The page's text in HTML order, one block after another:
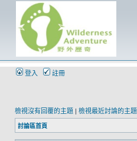
登入 註冊
檢視沒有回覆的主題 | 檢視最近討論的主題
討論區首頁